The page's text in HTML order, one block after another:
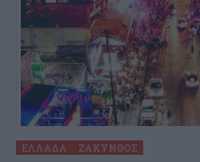
ΕΛΛΆΔΑ ΖΆΚΥΝΘΟΣ